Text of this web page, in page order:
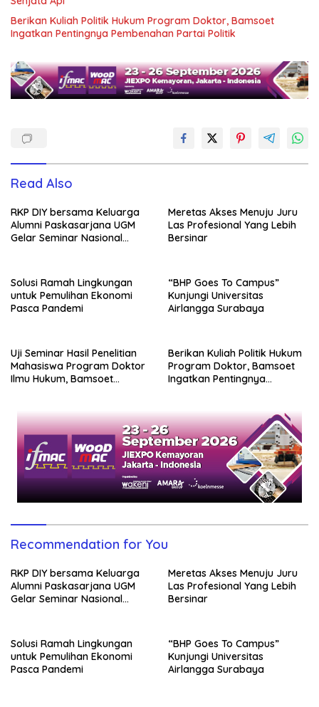
Berikan Kuliah Politik Hukum Program Doktor, Bamsoet
Ingatkan Pentingnya Pembenahan Partai Politik
Read Also
RKP DIY bersama Keluarga
Alumni Paskasarjana UGM
Gelar Seminar Nasional
Meretas Akses Menuju Juru
Las Profesional Yang Lebih
Bersinar
Solusi Ramah Lingkungan
untuk Pemulihan Ekonomi
Pasca Pandemi
“BHP Goes To Campus”
Kunjungi Universitas
Airlangga Surabaya
Uji Seminar Hasil Penelitian
Mahasiswa Program Doktor
Ilmu Hukum, Bamsoet
Berikan Kuliah Politik Hukum
Program Doktor, Bamsoet
Ingatkan Pentingnya
Recommendation for You
RKP DIY bersama Keluarga
Alumni Paskasarjana UGM
Gelar Seminar Nasional
Meretas Akses Menuju Juru
Las Profesional Yang Lebih
Bersinar
Solusi Ramah Lingkungan
untuk Pemulihan Ekonomi
Pasca Pandemi
“BHP Goes To Campus”
Kunjungi Universitas
Airlangga Surabaya